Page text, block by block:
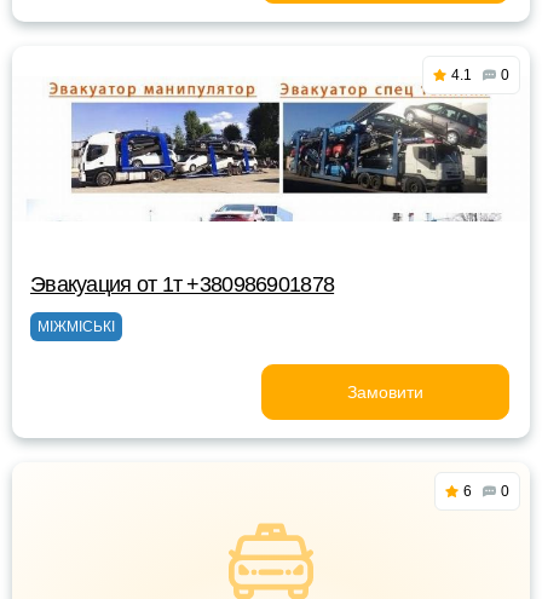
4.1 0
Эвакуация от 1т +380986901878
МІЖМІСЬКІ
Замовити
6 0